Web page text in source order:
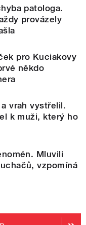
patologa.
provázely
pro Kuciakovy
někdo
vrah vystřelil.
k muži, který ho
Mluvili
vzpomíná